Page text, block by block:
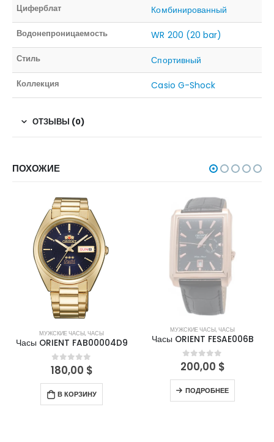
Циферблат Комбинированный
Водонепроницаемость WR 200 (20 bar)
Стиль Спортивный
Коллекция Casio G-Shock
ОТЗЫВЫ (0)
ПОХОЖИЕ
МУЖСКИЕ ЧАСЫ,ЧАСЫ
Часы ORIENT FAB00004D9
0out of 5
180,00 $
В КОРЗИНУ
НЕТ В НАЛИЧИИ
МУЖСКИЕ ЧАСЫ,ЧАСЫ
Часы ORIENT FESAE006B
0out of 5
200,00 $
ПОДРОБНЕЕ